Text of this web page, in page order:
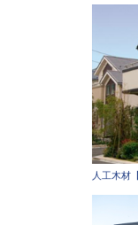
人工木材